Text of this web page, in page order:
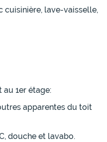
cuisinière, lave-vaisselle,
1er étage:
apparentes du toit
douche et lavabo.